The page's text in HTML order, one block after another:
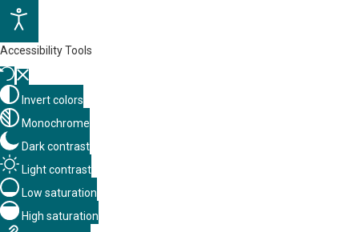
Accessibility Tools
Invert colors
Monochrome
Dark contrast
Light contrast
Low saturation
High saturation